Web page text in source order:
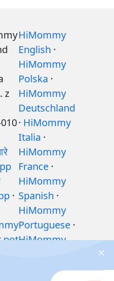
z
·
not
HiMommy
English ·
HiMommy
Polska ·
HiMommy
Deutschland
· HiMommy
Italia ·
HiMommy
France ·
HiMommy
Spanish ·
HiMommy
Portuguese ·
HiMommy
HiMommy